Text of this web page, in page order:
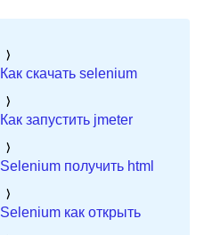
Как скачать selenium
Как запустить jmeter
Selenium получить html
Selenium как открыть